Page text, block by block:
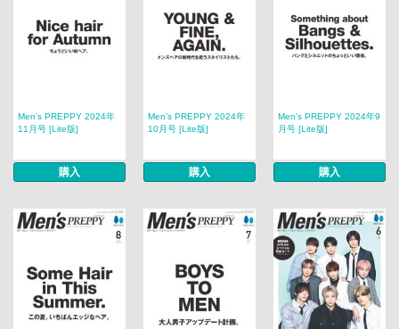
Men’s PREPPY 2024年
11月号 [Lite版]
購入
Men’s PREPPY 2024年
10月号 [Lite版]
購入
Men’s PREPPY 2024年9
月号 [Lite版]
購入